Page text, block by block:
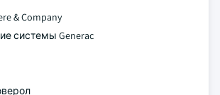
& Company
системы Generac